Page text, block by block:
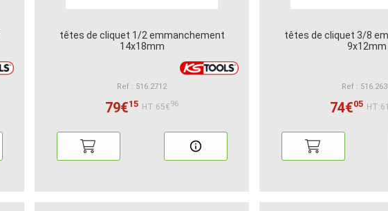
têtes de cliquet 1/2 emmanchement
14x18mm
Ref : 516.2712
79€15 HT:65€96
têtes de cliquet 3/8
9x12mm
Ref :
74€05